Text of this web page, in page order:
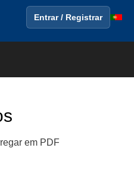
Entrar / Registrar
em PDF